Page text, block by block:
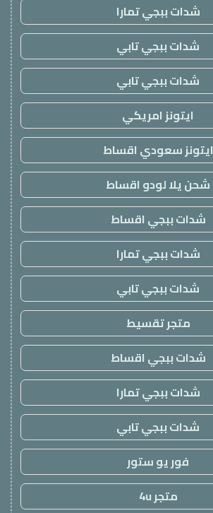
شدات ببجي تمارا
شدات ببجي تابي
شدات ببجي تابي
ايتونز امريكي
ايتونز سعودي اقساط
شحن يلا لودو اقساط
شدات ببجي اقساط
شدات ببجي تمارا
شدات ببجي تابي
متجر تقسيط
شدات ببجي اقساط
شدات ببجي تمارا
شدات ببجي تابي
فور يو ستور
متجر 4u